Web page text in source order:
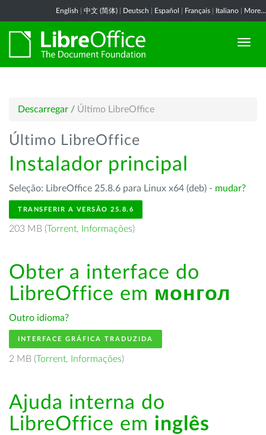
English 中文 (简体) Deutsch Español Français Italiano More...
Descarregar / Último LibreOffice
Último LibreOffice
Instalador principal
Seleção: LibreOffice 25.8.6 para Linux x64 (deb) - mudar?
TRANSFERIR A VERSÃO 25.8.6
203 MB (Torrent, Informações)
Obter a interface do
LibreOffice em монгол
Outro idioma?
INTERFACE GRÁFICA TRADUZIDA
2 MB (Torrent, Informações)
Ajuda interna do
LibreOffice em inglês